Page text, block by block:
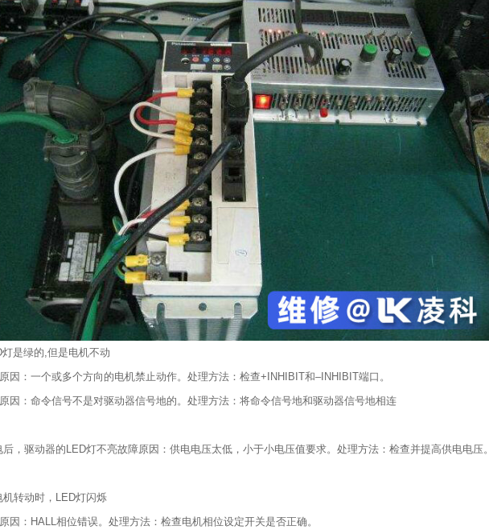
灯是绿的,但是电机不动
因：一个或多个方向的电机禁止动作。处理方法：检查+INHIBIT和–INHIBIT端口。
因：命令信号不是对驱动器信号地的。处理方法：将命令信号地和驱动器信号地相连
后，驱动器的LED灯不亮故障原因：供电电压太低，小于小电压值要求。处理方法：检查并提高供电电压。
机转动时，LED灯闪烁
因：HALL相位错误。处理方法：检查电机相位设定开关是否正确。